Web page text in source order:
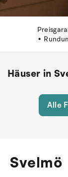
Häuser in
Alle
Svelmö